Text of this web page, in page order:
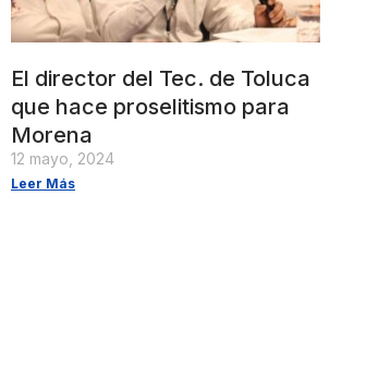
El director del Tec. de Toluca
que hace proselitismo para
Morena
12 mayo, 2024
Leer Más